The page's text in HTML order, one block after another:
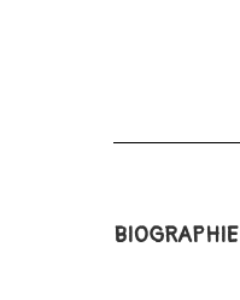
BIOGRAPHIE